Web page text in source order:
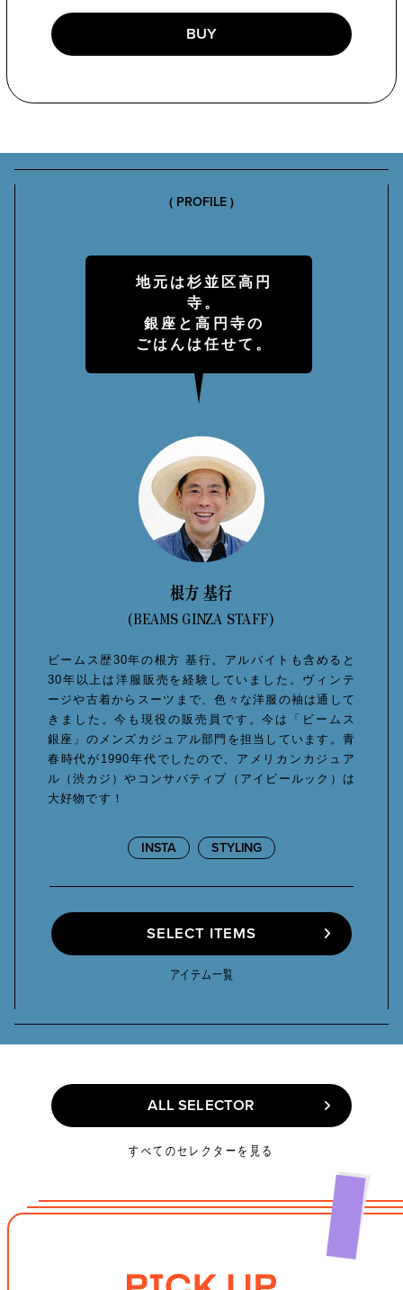
BUY
( PROFILE )
地元は杉並区高円
寺。
銀座と高円寺の
ごはんは任せて。
根方 基行
(BEAMS GINZA STAFF)
ビームス歴30年の根方 基行。アルバイトも含めると
30年以上は洋服販売を経験していました。ヴィンテ
ージや古着からスーツまで、色々な洋服の袖は通して
きました。今も現役の販売員です。今は「ビームス
銀座」のメンズカジュアル部門を担当しています。青
春時代が1990年代でしたので、アメリカンカジュア
ル（渋カジ）やコンサバティブ（アイビールック）は
大好物です！
INSTA STYLING
SELECT ITEMS
SELECT ITEMS
アイテム一覧
ALL SELECTOR
ALL SELECTOR
すべてのセレクターを見る